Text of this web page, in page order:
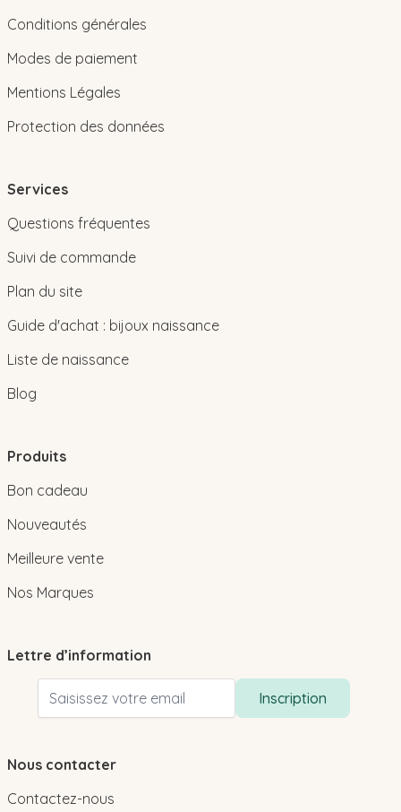
Conditions générales
Modes de paiement
Mentions Légales
Protection des données
Services
Questions fréquentes
Suivi de commande
Plan du site
Guide d'achat : bijoux naissance
Liste de naissance
Blog
Produits
Bon cadeau
Nouveautés
Meilleure vente
Nos Marques
Lettre d’information
Adresse email
Inscription
Nous contacter
Contactez-nous